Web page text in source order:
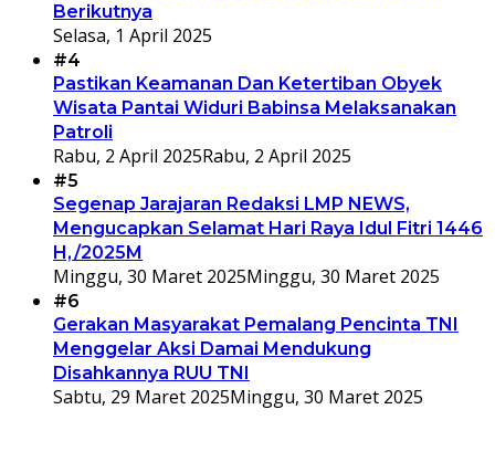
Berikutnya
Selasa, 1 April 2025
#4
Pastikan Keamanan Dan Ketertiban Obyek
Wisata Pantai Widuri Babinsa Melaksanakan
Patroli
Rabu, 2 April 2025Rabu, 2 April 2025
#5
Segenap Jarajaran Redaksi LMP NEWS,
Mengucapkan Selamat Hari Raya Idul Fitri 1446
H,/2025M
Minggu, 30 Maret 2025Minggu, 30 Maret 2025
#6
Gerakan Masyarakat Pemalang Pencinta TNI
Menggelar Aksi Damai Mendukung
Disahkannya RUU TNI
Sabtu, 29 Maret 2025Minggu, 30 Maret 2025